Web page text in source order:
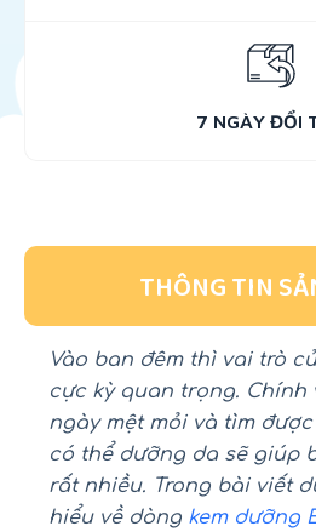
7 NGÀY ĐỔI
THÔNG TIN
Vào ban đêm thì vai trò
cực kỳ quan trọng. Chính
ngày mệt mỏi và tìm
có thể dưỡng da sẽ giúp
rất nhiều. Trong bài viết
hiểu về dòng kem dưỡng